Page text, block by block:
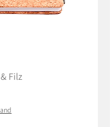
Filz